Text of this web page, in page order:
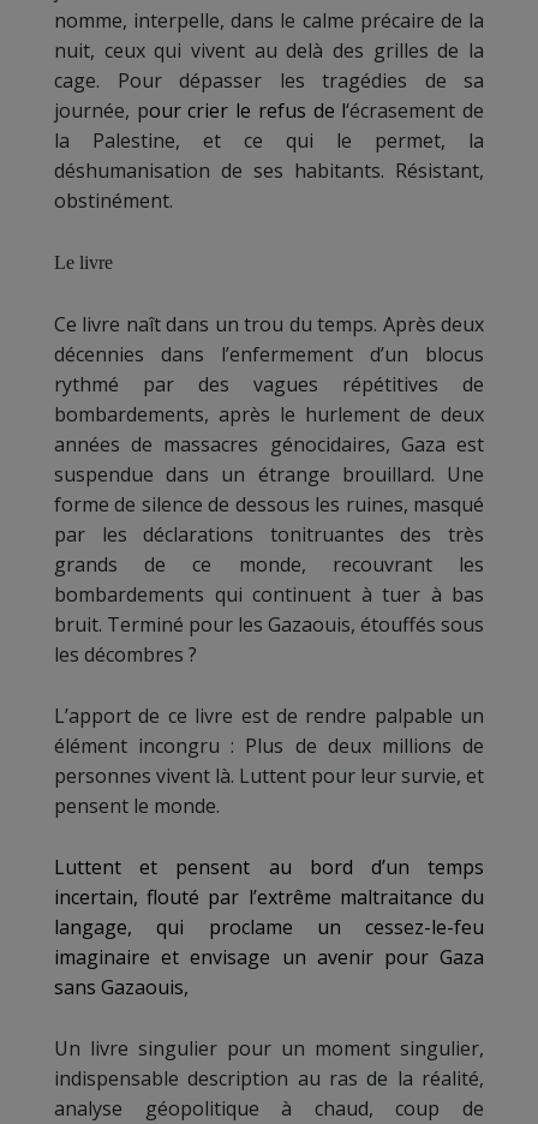
nomme, interpelle, dans le calme précaire de la
nuit, ceux qui vivent au delà des grilles de la
cage. Pour dépasser les tragédies de sa
journée, pour crier le refus de l‘écrasement de
la Palestine, et ce qui le permet, la
déshumanisation de ses habitants. Résistant,
obstinément.
Le livre
Ce livre naît dans un trou du temps. Après deux
décennies dans l’enfermement d’un blocus
rythmé par des vagues répétitives de
bombardements, après le hurlement de deux
années de massacres génocidaires, Gaza est
suspendue dans un étrange brouillard. Une
forme de silence de dessous les ruines, masqué
par les déclarations tonitruantes des très
grands de ce monde, recouvrant les
bombardements qui continuent à tuer à bas
bruit. Terminé pour les Gazaouis, étouffés sous
les décombres ?
L’apport de ce livre est de rendre palpable un
élément incongru : Plus de deux millions de
personnes vivent là. Luttent pour leur survie, et
pensent le monde.
Luttent et pensent au bord d’un temps
incertain, flouté par l’extrême maltraitance du
langage, qui proclame un cessez-le-feu
imaginaire et envisage un avenir pour Gaza
sans Gazaouis,
Un livre singulier pour un moment singulier,
indispensable description au ras de la réalité,
analyse géopolitique à chaud, coup de